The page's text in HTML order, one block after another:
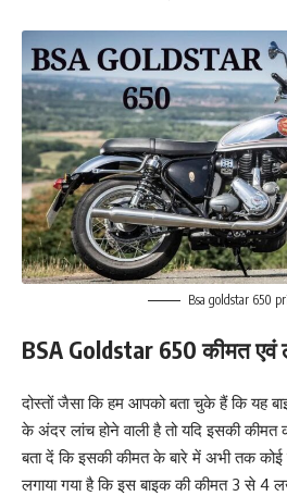
Bsa goldstar 650
BSA Goldstar 650 कीमत एवं
दोस्तों जैसा कि हम आपको बता चुके हैं कि यह
के अंदर लांच होने वाली है तो यदि इसकी कीमत
बता दें कि इसकी कीमत के बारे में अभी तक
लगाया गया है कि इस बाइक की कीमत 3 से 4